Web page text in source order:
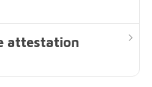
attestation